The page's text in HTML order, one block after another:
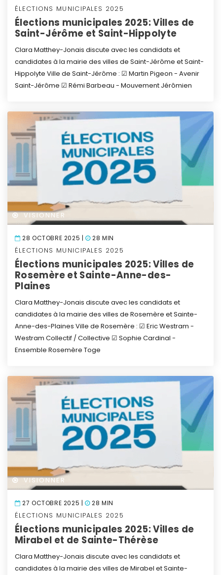
ÉLECTIONS MUNICIPALES 2025
Élections municipales 2025: Villes de
Saint-Jérôme et Saint-Hippolyte
Clara Matthey-Jonais discute avec les candidats et
candidates à la mairie des villes de Saint-Jérôme et Saint-
Hippolyte Ville de Saint-Jérôme : ☑ Martin Pigeon - Avenir
Saint-Jérôme ☑ Rémi Barbeau - Mouvement Jérômien
VISIONNER
28 OCTOBRE 2025 | 28 MIN
ÉLECTIONS MUNICIPALES 2025
Élections municipales 2025: Villes de
Rosemère et Sainte-Anne-des-
Plaines
Clara Matthey-Jonais discute avec les candidats et
candidates à la mairie des villes de Rosemère et Sainte-
Anne-des-Plaines Ville de Rosemère : ☑ Eric Westram -
Westram Collectif / Collective ☑ Sophie Cardinal -
Ensemble Rosemère Toge
VISIONNER
27 OCTOBRE 2025 | 28 MIN
ÉLECTIONS MUNICIPALES 2025
Élections municipales 2025: Villes de
Mirabel et de Sainte-Thérèse
Clara Matthey-Jonais discute avec les candidats et
candidates à la mairie des villes de Mirabel et Sainte-